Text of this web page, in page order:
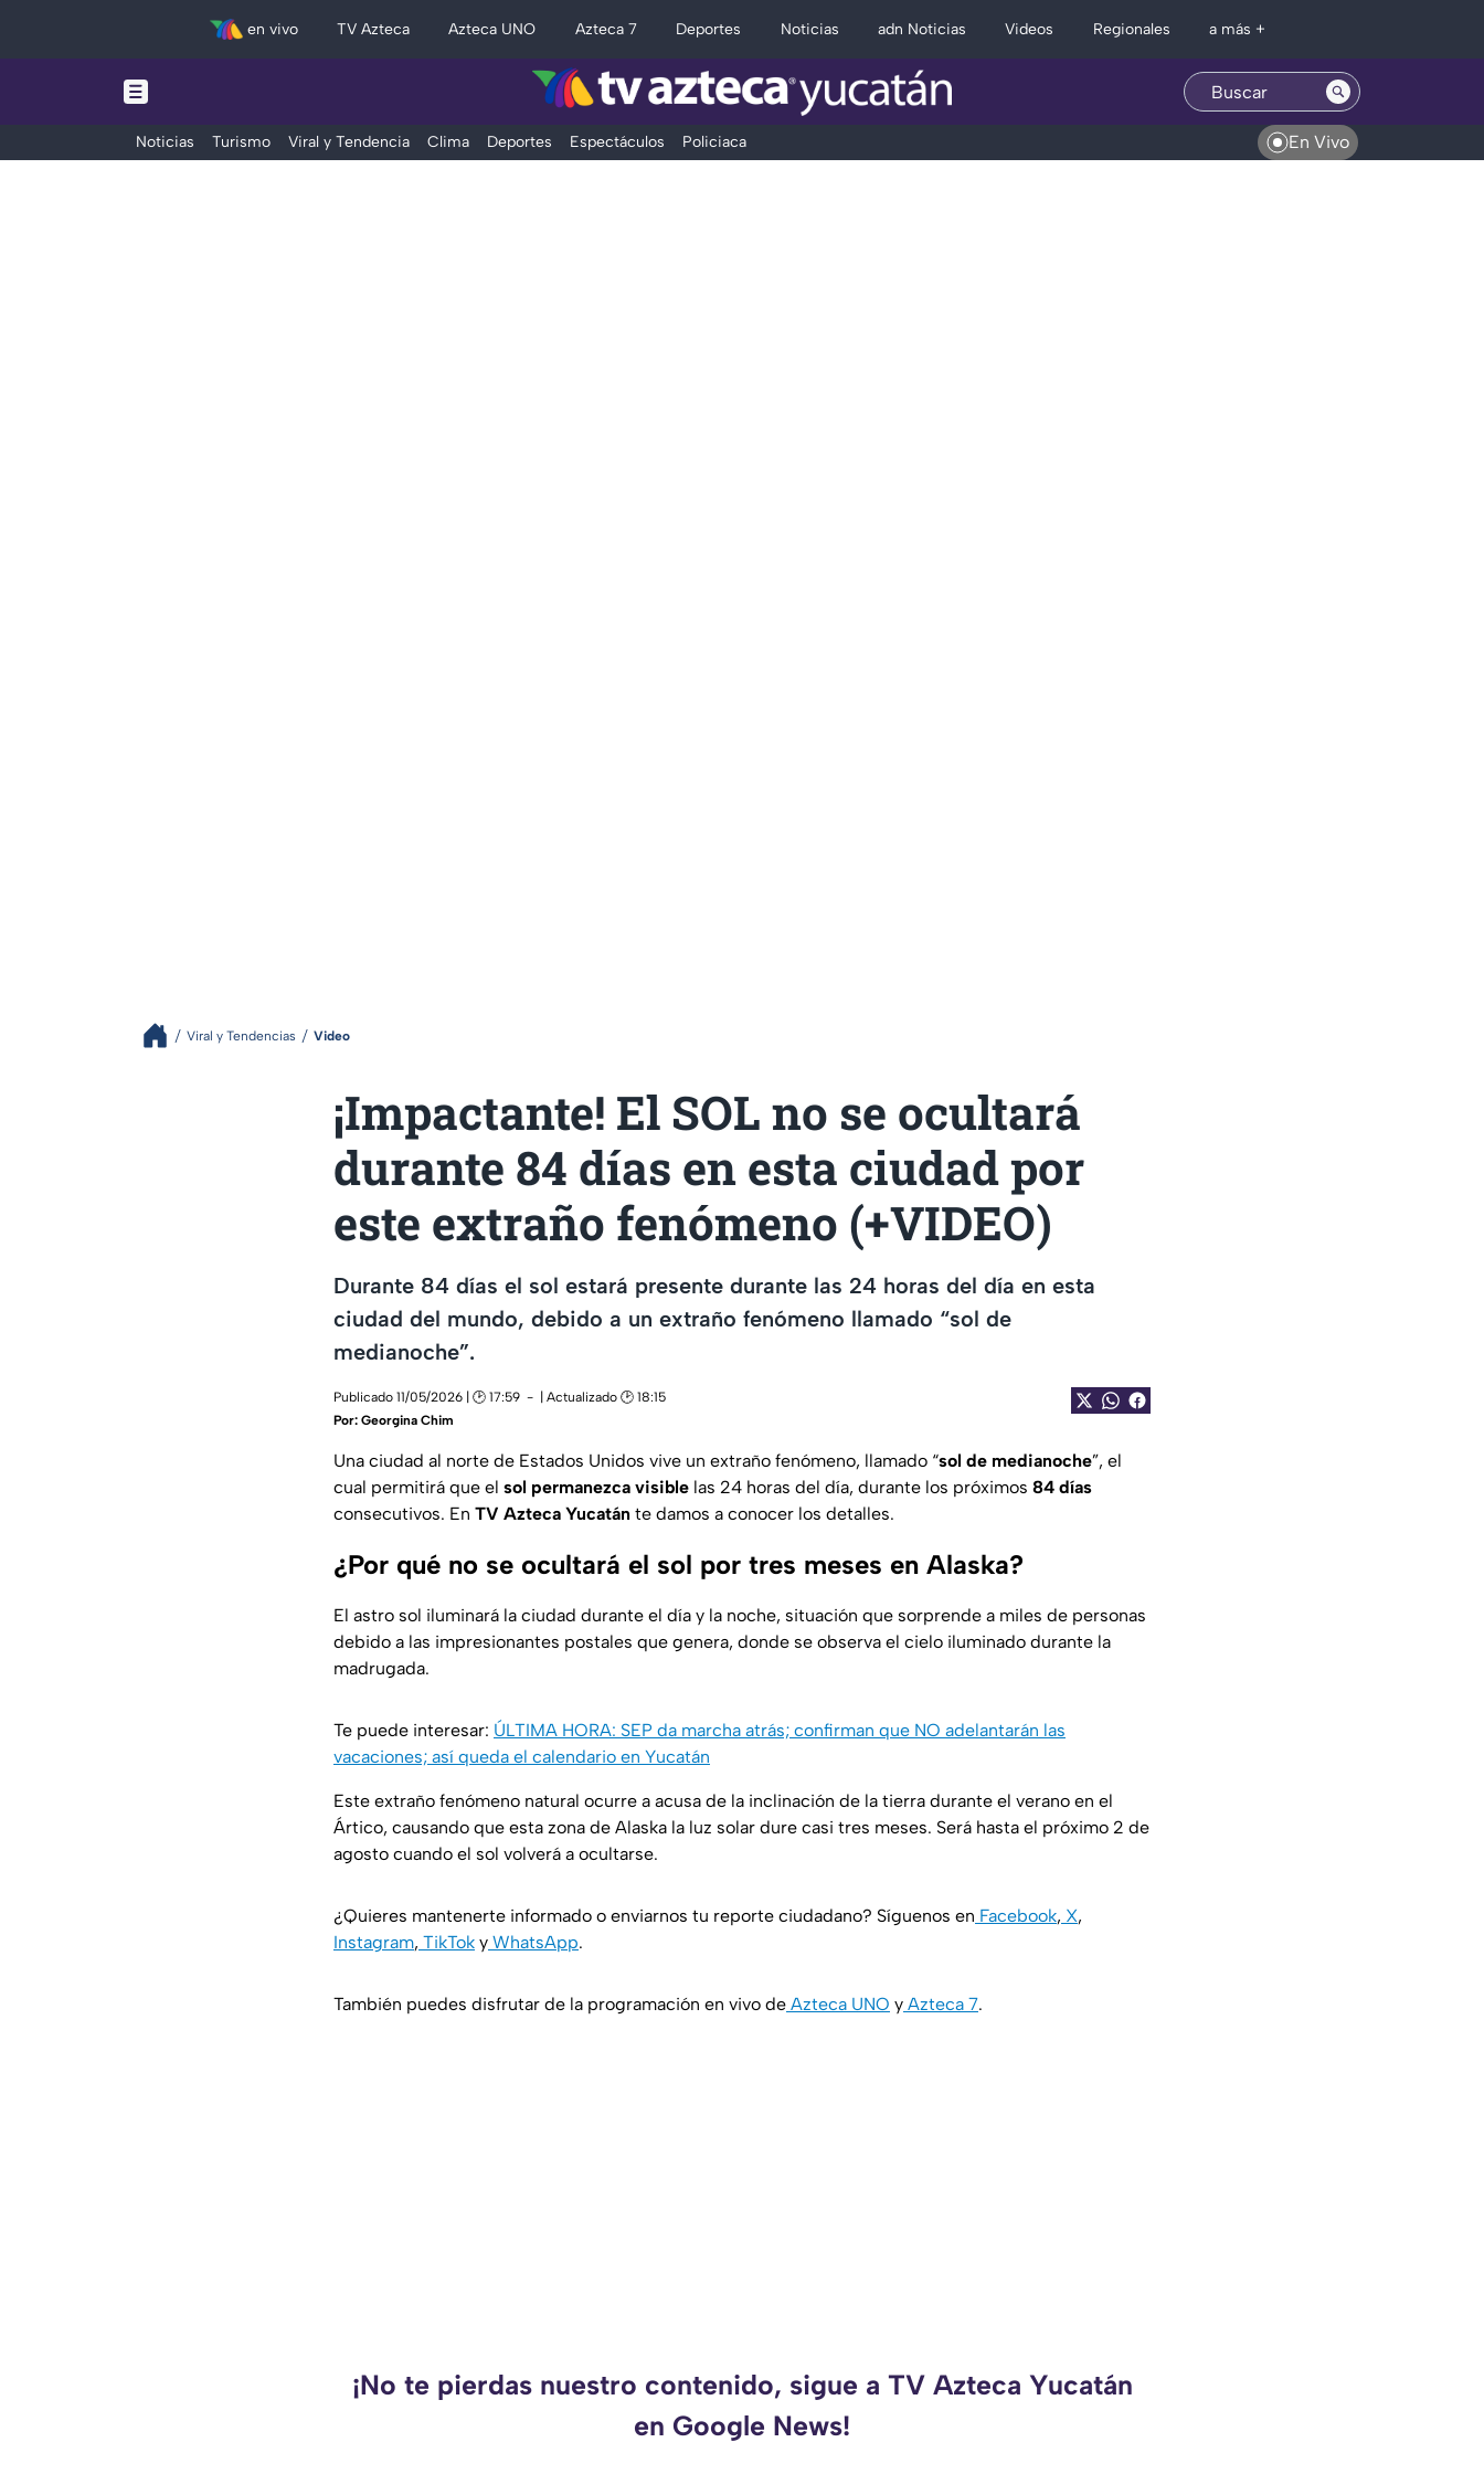
en vivo TV Azteca Azteca UNO Azteca 7 Deportes Noticias adn Noticias Videos Regionales a más +
Noticias Turismo Viral y Tendencia Clima Deportes Espectáculos Policiaca En Vivo
Viral y Tendencias Video
¡Impactante! El SOL no se ocultará
durante 84 días en esta ciudad por
este extraño fenómeno (+VIDEO)
Durante 84 días el sol estará presente durante las 24 horas del día en esta
ciudad del mundo, debido a un extraño fenómeno llamado “sol de
medianoche”.
Publicado 11/05/2026 | 🕑 17:59
| Actualizado 🕑 18:15
Por: Georgina Chim
Una ciudad al norte de Estados Unidos vive un extraño fenómeno, llamado “sol de medianoche”, el
cual permitirá que el sol permanezca visible las 24 horas del día, durante los próximos 84 días
consecutivos. En TV Azteca Yucatán te damos a conocer los detalles.
¿Por qué no se ocultará el sol por tres meses en Alaska?
El astro sol iluminará la ciudad durante el día y la noche, situación que sorprende a miles de personas
debido a las impresionantes postales que genera, donde se observa el cielo iluminado durante la
madrugada.
Te puede interesar: ÚLTIMA HORA: SEP da marcha atrás; confirman que NO adelantarán las
vacaciones; así queda el calendario en Yucatán
Este extraño fenómeno natural ocurre a acusa de la inclinación de la tierra durante el verano en el
Ártico, causando que esta zona de Alaska la luz solar dure casi tres meses. Será hasta el próximo 2 de
agosto cuando el sol volverá a ocultarse.
¿Quieres mantenerte informado o enviarnos tu reporte ciudadano? Síguenos en Facebook, X,
Instagram, TikTok y WhatsApp.
También puedes disfrutar de la programación en vivo de Azteca UNO y Azteca 7.
¡No te pierdas nuestro contenido, sigue a TV Azteca Yucatán
en Google News!